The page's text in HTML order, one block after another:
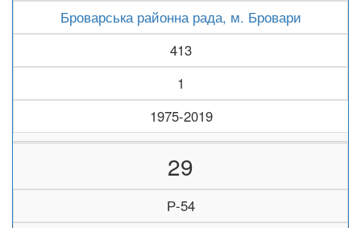
Броварська районна рада, м. Бровари
413
1
1975-2019
29
Р-54